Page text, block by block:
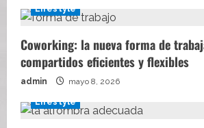
Lifestyle
Coworking: la nueva forma de
compartidos eficientes y flexibles
admin mayo 8, 2026
Lifestyle